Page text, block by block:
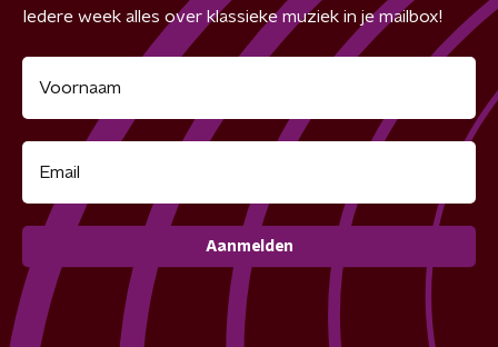
Iedere week alles over klassieke muziek in je mailbox!
Aanmelden